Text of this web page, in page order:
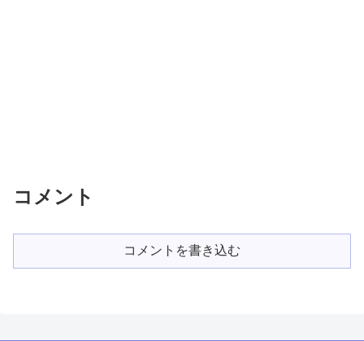
コメント
コメントを書き込む